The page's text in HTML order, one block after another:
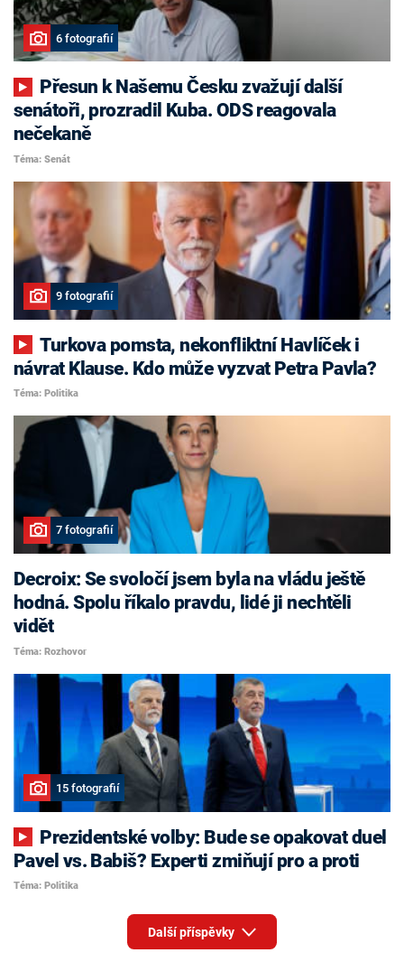
6 fotografií
senátoři, prozradil Kuba. ODS reagovala
nečekaně
Téma: Senát
9 fotografií
Turkova pomsta, nekonfliktní Havlíček i
návrat Klause. Kdo může vyzvat Petra Pavla?
Téma: Politika
7 fotografií
Decroix: Se svoločí jsem byla na vládu ještě
hodná. Spolu říkalo pravdu, lidé ji nechtěli
vidět
Téma: Rozhovor
15 fotografií
Pavel vs. Babiš? Experti zmiňují pro a proti
Téma: Politika
Další příspěvky